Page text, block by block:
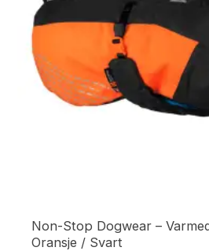
Non-Stop Dogwear –
Oransje / Svart